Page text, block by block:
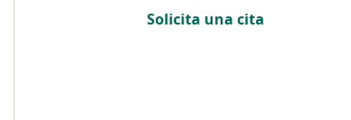
Solicita una cita